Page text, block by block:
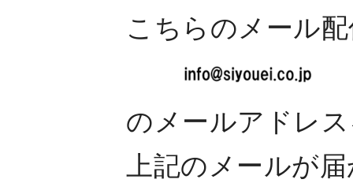
こちらのメール
のメールアドレ
上記のメールが